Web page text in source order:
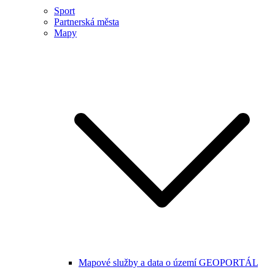
Sport
Partnerská města
Mapy
Mapové služby a data o území GEOPORTÁL